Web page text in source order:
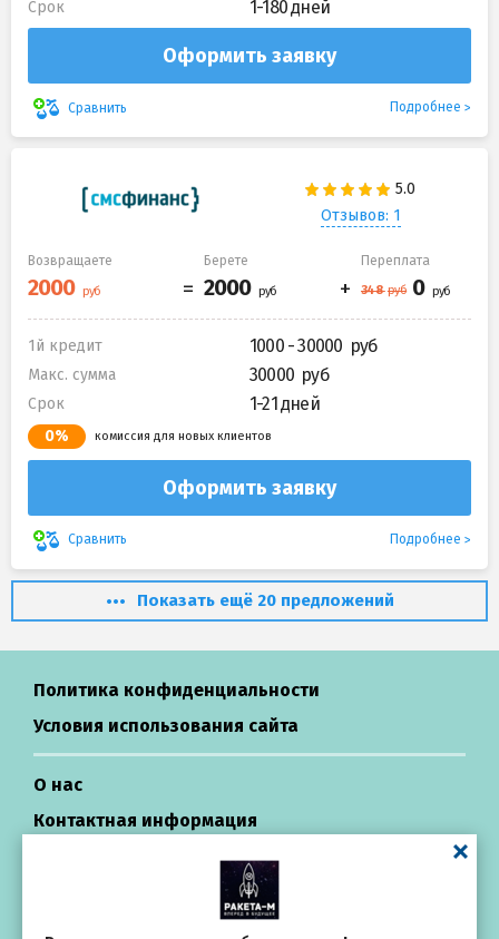
Срок 1-180 дней
Оформить заявку
Сравнить Подробнее
Отзывов: 1
Возвращаете Берете Переплата
1й кредит 1000 - 30000
Макс. сумма 30000
Срок 1-21 дней
0% комиссия для новых клиентов
Оформить заявку
Сравнить Подробнее
Показать ещё 20 предложений
Политика конфиденциальности
Условия использования сайта
О нас
Контактная информация